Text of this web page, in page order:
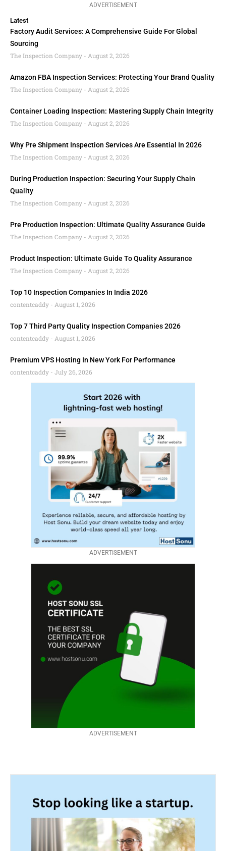
ADVERTISEMENT
Latest
Factory Audit Services: A Comprehensive Guide For Global
Sourcing
The Inspection Company
August 2, 2026
Amazon FBA Inspection Services: Protecting Your Brand Quality
The Inspection Company
August 2, 2026
Container Loading Inspection: Mastering Supply Chain Integrity
The Inspection Company
August 2, 2026
Why Pre Shipment Inspection Services Are Essential In 2026
The Inspection Company
August 2, 2026
During Production Inspection: Securing Your Supply Chain
Quality
The Inspection Company
August 2, 2026
Pre Production Inspection: Ultimate Quality Assurance Guide
The Inspection Company
August 2, 2026
Product Inspection: Ultimate Guide To Quality Assurance
The Inspection Company
August 2, 2026
Top 10 Inspection Companies In India 2026
contentcaddy
August 1, 2026
Top 7 Third Party Quality Inspection Companies 2026
contentcaddy
August 1, 2026
Premium VPS Hosting In New York For Performance
contentcaddy
July 26, 2026
ADVERTISEMENT
ADVERTISEMENT